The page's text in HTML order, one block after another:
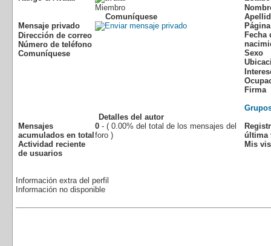
Miembro
Comuníquese
Mensaje privado
Dirección de correo
Número de teléfono
Comuníquese
Fecha
Sexo
Firma
Detalles del autor
Mensajes
acumulados en total
0 - ( 0.00% del total de los mensajes del
foro )
Actividad reciente
de usuarios
última
Mis
Información extra del perfil
Información no disponible